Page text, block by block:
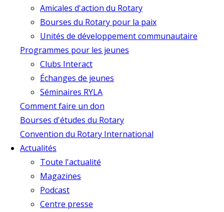
Amicales d'action du Rotary
Bourses du Rotary pour la paix
Unités de développement communautaire
Programmes pour les jeunes
Clubs Interact
Échanges de jeunes
Séminaires RYLA
Comment faire un don
Bourses d'études du Rotary
Convention du Rotary International
Actualités
Toute l'actualité
Magazines
Podcast
Centre presse